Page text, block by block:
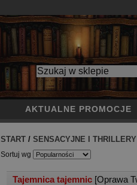
AKTUALNE PROMOCJE
START / SENSACYJNE I THRILLERY
Sortuj wg
Tajemnica tajemnic [Oprawa